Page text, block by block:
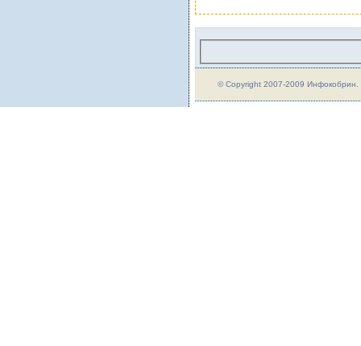
© Copyright 2007-2009 Инфокобрин.